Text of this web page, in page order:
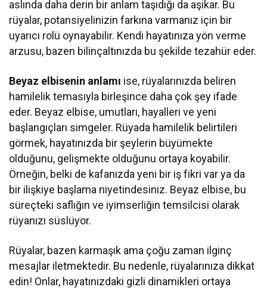
aslında daha derin bir anlam taşıdığı da aşikar. Bu
rüyalar, potansiyelinizin farkına varmanız için bir
uyarıcı rolü oynayabilir. Kendi hayatınıza yön verme
arzusu, bazen bilinçaltınızda bu şekilde tezahür eder.
Beyaz elbisenin anlamı ise, rüyalarınızda beliren
hamilelik temasıyla birleşince daha çok şey ifade
eder. Beyaz elbise, umutları, hayalleri ve yeni
başlangıçları simgeler. Rüyada hamilelik belirtileri
görmek, hayatınızda bir şeylerin büyümekte
olduğunu, gelişmekte olduğunu ortaya koyabilir.
Örneğin, belki de kafanızda yeni bir iş fikri var ya da
bir ilişkiye başlama niyetindesiniz. Beyaz elbise, bu
süreçteki saflığın ve iyimserliğin temsilcisi olarak
rüyanızı süslüyor.
Rüyalar, bazen karmaşık ama çoğu zaman ilginç
mesajlar iletmektedir. Bu nedenle, rüyalarınıza dikkat
edin! Onlar, hayatınızdaki gizli dinamikleri ortaya